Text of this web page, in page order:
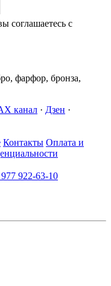
соглашаетесь с
фарфор, бронза,
канал · Дзен ·
Контакты Оплата и
922-63-10